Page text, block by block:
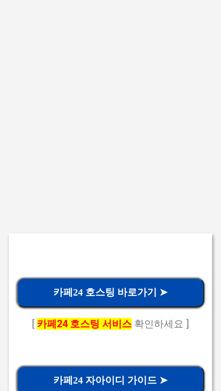
카페24 호스팅 바로가기 ➤
[ 카페24 호스팅 서비스확인하세요 ]
카페24 자아이디 가이드 ➤